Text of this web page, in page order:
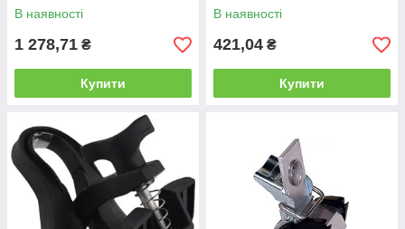
В наявності
1 278,71 ₴
Купити
В наявності
421,04 ₴
Купити